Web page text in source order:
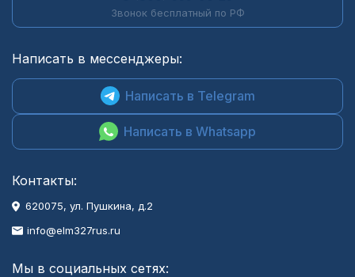
Звонок бесплатный по РФ
Написать в мессенджеры:
Написать в Telegram
Написать в Whatsapp
Контакты:
620075, ул. Пушкина, д.2
info@elm327rus.ru
Мы в социальных сетях: